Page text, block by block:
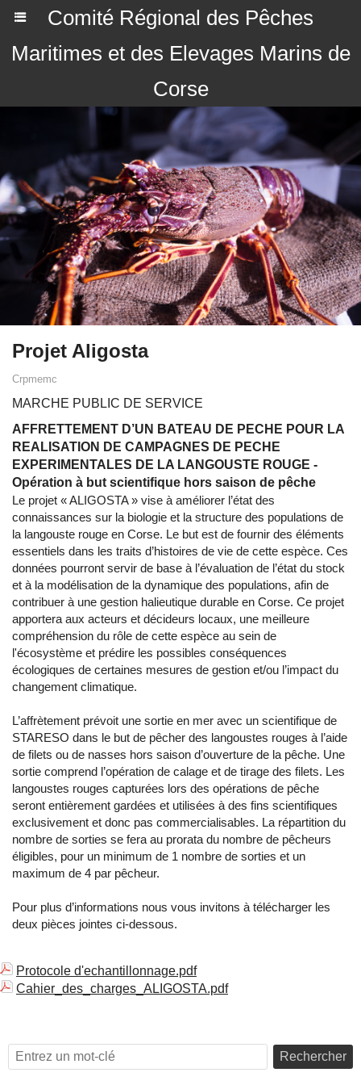
Comité Régional des Pêches
Maritimes et des Elevages Marins de
Corse
Projet Aligosta
Crpmemc
MARCHE PUBLIC DE SERVICE
AFFRETTEMENT D’UN BATEAU DE PECHE POUR LA
REALISATION DE CAMPAGNES DE PECHE
EXPERIMENTALES DE LA LANGOUSTE ROUGE -
Opération à but scientifique hors saison de pêche
Le projet « ALIGOSTA » vise à améliorer l’état des
connaissances sur la biologie et la structure des populations de
la langouste rouge en Corse. Le but est de fournir des éléments
essentiels dans les traits d’histoires de vie de cette espèce. Ces
données pourront servir de base à l’évaluation de l’état du stock
et à la modélisation de la dynamique des populations, afin de
contribuer à une gestion halieutique durable en Corse. Ce projet
apportera aux acteurs et décideurs locaux, une meilleure
compréhension du rôle de cette espèce au sein de
l'écosystème et prédire les possibles conséquences
écologiques de certaines mesures de gestion et/ou l’impact du
changement climatique.
L’affrètement prévoit une sortie en mer avec un scientifique de
STARESO dans le but de pêcher des langoustes rouges à l’aide
de filets ou de nasses hors saison d’ouverture de la pêche. Une
sortie comprend l’opération de calage et de tirage des filets. Les
langoustes rouges capturées lors des opérations de pêche
seront entièrement gardées et utilisées à des fins scientifiques
exclusivement et donc pas commercialisables. La répartition du
nombre de sorties se fera au prorata du nombre de pêcheurs
éligibles, pour un minimum de 1 nombre de sorties et un
maximum de 4 par pêcheur.
Pour plus d’informations nous vous invitons à télécharger les
deux pièces jointes ci-dessous.
Protocole d'echantillonnage.pdf
Cahier_des_charges_ALIGOSTA.pdf
Rechercher